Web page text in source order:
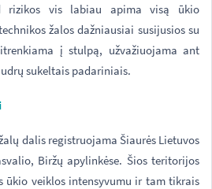
rizikos vis labiau apima visą ūkio
žalos dažniausiai susijusios su
į stulpą, užvažiuojama ant
sukeltais padariniais.
dalis registruojama Šiaurės Lietuvos
Biržų apylinkėse. Šios teritorijos
ūkio veiklos intensyvumu ir tam tikrais